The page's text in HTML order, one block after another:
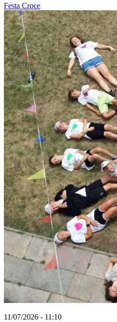
Festa Croce
11/07/2026 - 11:10